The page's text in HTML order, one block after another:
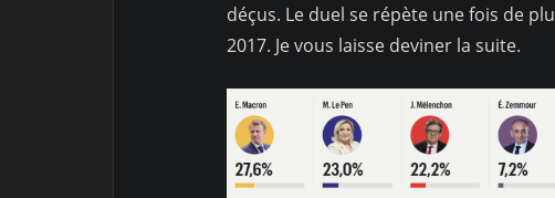
déçus. Le duel se répète une fois de
2017. Je vous laisse deviner la suite.